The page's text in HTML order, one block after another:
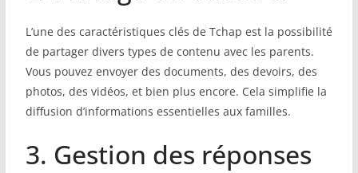
L’une des caractéristiques clés de Tchap est la possibilité
de partager divers types de contenu avec les parents.
Vous pouvez envoyer des documents, des devoirs, des
photos, des vidéos, et bien plus encore. Cela simplifie la
diffusion d’informations essentielles aux familles.
3. Gestion des réponses